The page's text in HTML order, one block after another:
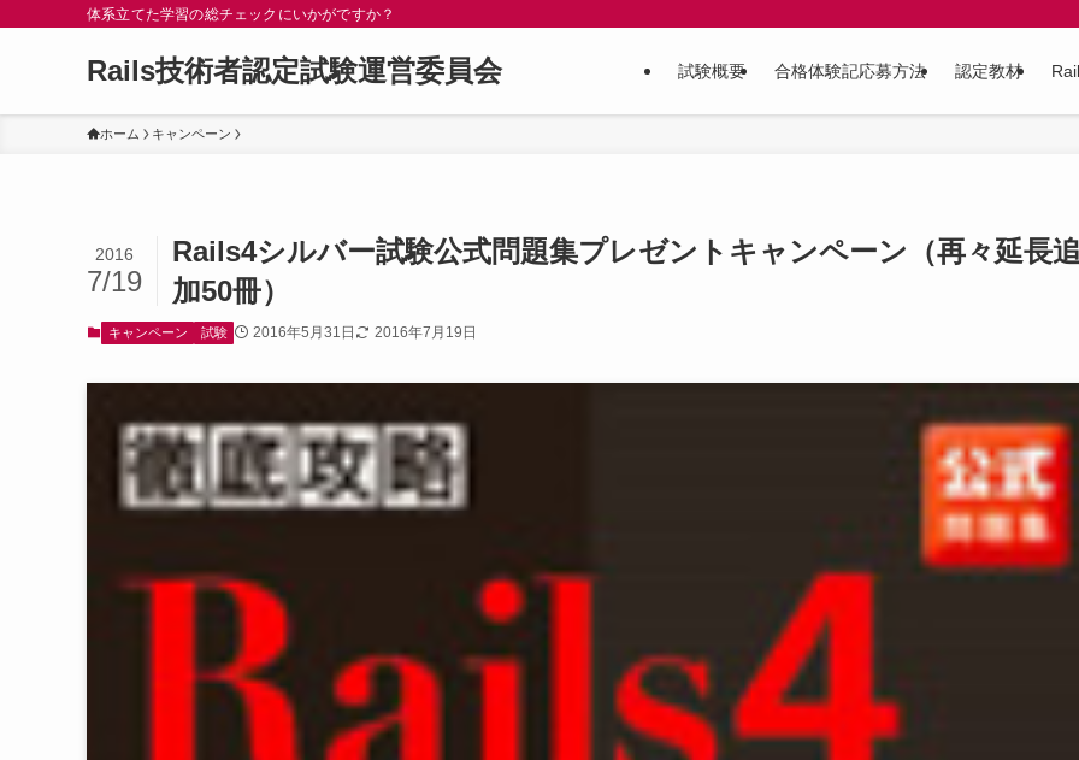
体系立てた学習の総チェックにいかがですか？
Rails技術者認定試験運営委員会 試験概要 合格体験記応募方法 認定教材
ホーム キャンペーン
Rails4シルバー試験公式問題集プレゼントキャンペーン（再々延長
加50冊）
2016
7/19
キャンペーン 試験 2016年5月31日 2016年7月19日